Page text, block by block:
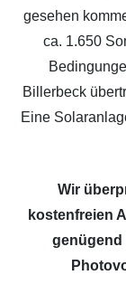
gesehen
ca. 1.650
Billerbeck
Eine
Wir
kostenfreien
genügend